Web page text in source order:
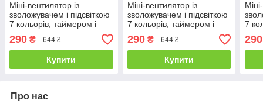
Міні-вентилятор із
зволожувачем і підсвіткою
7 кольорів, таймером і
USB-живленням 23×18×7
см
290 ₴ 644 ₴
Купити
Міні-вентилятор із
зволожувачем і підсвіткою
7 кольорів, таймером і
USB-живленням 23×18×7
см
290₴ 644 ₴
Купити
7
см
290
Про нас